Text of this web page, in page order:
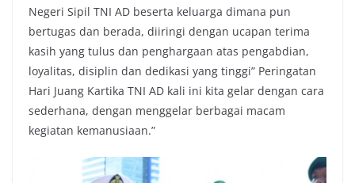
Negeri Sipil TNI AD beserta keluarga dimana pun
bertugas dan berada, diiringi dengan ucapan terima
kasih yang tulus dan penghargaan atas pengabdian,
loyalitas, disiplin dan dedikasi yang tinggi” Peringatan
Hari Juang Kartika TNI AD kali ini kita gelar dengan cara
sederhana, dengan menggelar berbagai macam
kegiatan kemanusiaan.”